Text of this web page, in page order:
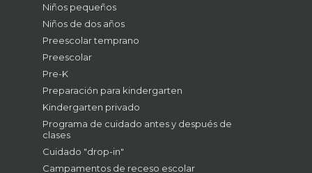
Niños pequeños
Niños de dos años
Preescolar temprano
Preescolar
Pre-K
Preparación para kindergarten
Kindergarten privado
Programa de cuidado antes y después de
clases
Cuidado "drop-in"
Campamentos de receso escolar